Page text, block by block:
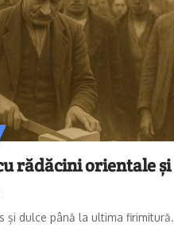
rădăcini orientale și
și dulce până la ultima firimitură.